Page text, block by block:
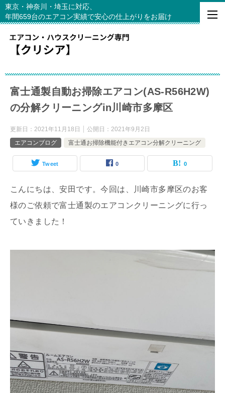
東京・神奈川・埼玉に対応、
年間659台のエアコン実績で安心の仕上がりをお届け
富士通製自動お掃除エアコン(AS-R56H2W)
の分解クリーニングin川崎市多摩区
更新日： 2021年11月18日 公開日： 2021年9月2日
エアコンブログ
富士通お掃除機能付きエアコン分解クリーニング
Tweet 0 0
こんにちは、安田です。今回は、川崎市多摩区のお客
様のご依頼で富士通製のエアコンクリーニングに行っ
ていきました！